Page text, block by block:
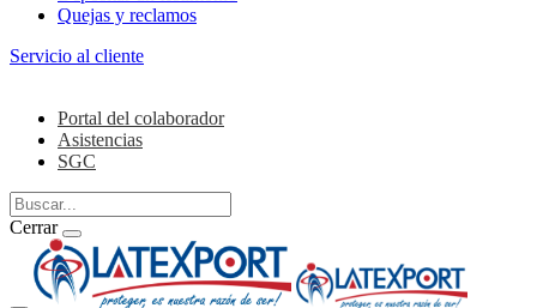
Quejas y reclamos
Servicio al cliente
Portal del colaborador
Asistencias
SGC
Cerrar